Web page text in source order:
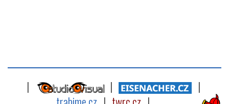
| |
|